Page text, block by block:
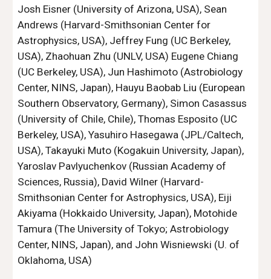
Josh Eisner (University of Arizona, USA), Sean
Andrews (Harvard-Smithsonian Center for
Astrophysics, USA), Jeffrey Fung (UC Berkeley,
USA), Zhaohuan Zhu (UNLV, USA) Eugene Chiang
(UC Berkeley, USA), Jun Hashimoto (Astrobiology
Center, NINS, Japan), Hauyu Baobab Liu (European
Southern Observatory, Germany), Simon Casassus
(University of Chile, Chile), Thomas Esposito (UC
Berkeley, USA), Yasuhiro Hasegawa (JPL/Caltech,
USA), Takayuki Muto (Kogakuin University, Japan),
Yaroslav Pavlyuchenkov (Russian Academy of
Sciences, Russia), David Wilner (Harvard-
Smithsonian Center for Astrophysics, USA), Eiji
Akiyama (Hokkaido University, Japan), Motohide
Tamura (The University of Tokyo; Astrobiology
Center, NINS, Japan), and John Wisniewski (U. of
Oklahoma, USA)